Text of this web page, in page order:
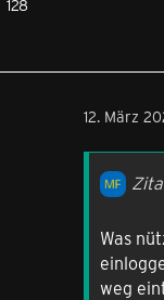
128
12. März
Was
weg